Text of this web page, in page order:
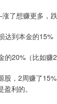
了想赚更多，
达到本金的
的20%（比如赚
股，2周赚了
利的。